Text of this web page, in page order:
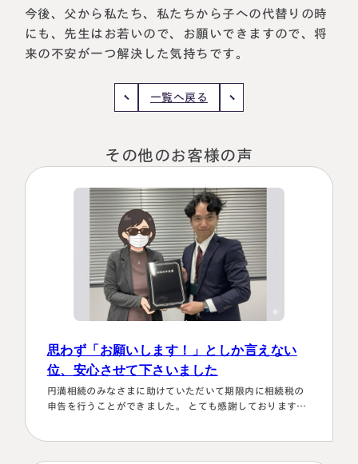
お客様の声
税理士紹介
〒107-0062
東京都港区南青山一丁目2番6号
ラティス青山スクエア2階
Access 大阪事務所
相続コラム
円満相続ちゃんねる
円満相続塾（受講生募集中）
今後、父から私たち、私たちから子への代替りの時
にも、先生はお若いので、お願いできますので、 将
来の不安が一つ解決した気持ちです。
一覧へ戻る
その他のお客様の声
思わず「お願いします！」としか言えない
位、安心させて下さいました
円満相続のみなさまに助けていただいて期限内に相続税の
申告を行うことができました。 とても感謝しております。